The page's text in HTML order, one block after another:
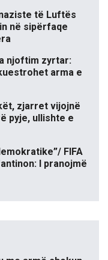
të Luftës
në sipërfaqe
njoftim zyrtar:
arma e
zjarret vijojnë
pyje, ullishte e
FIFA
I pranojmë